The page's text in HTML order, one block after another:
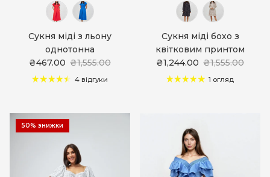
Сукня міді з льону
однотонна
₴467.00 ₴1,555.00
4 відгуки
Сукня міді бохо з
квітковим принтом
₴1,244.00 ₴1,555.00
1 огляд
50% знижки